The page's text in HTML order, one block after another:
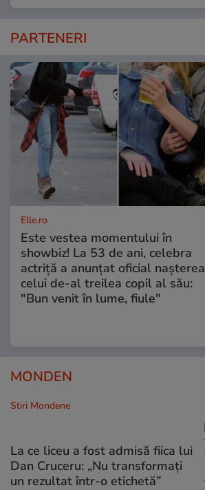
PARTENERI
Elle.ro
Este vestea momentului în
showbiz! La 53 de ani, celebra
actriță a anunțat oficial nașterea
celui de-al treilea copil al său:
"Bun venit în lume, fiule"
MONDEN
Stiri Mondene
La ce liceu a fost admisă fiica lui
Dan Cruceru: „Nu transformați
un rezultat într-o etichetă”